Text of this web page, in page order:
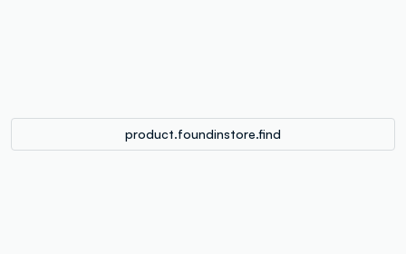
product.foundinstore.find